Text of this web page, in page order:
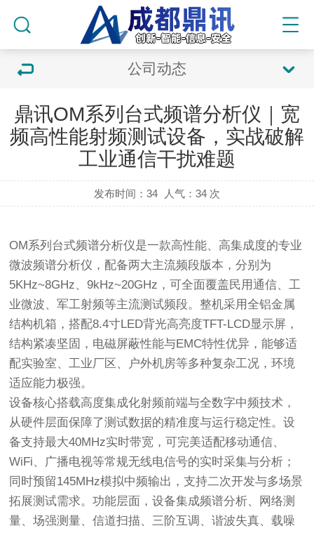
公司动态
鼎讯OM系列台式频谱分析仪｜宽
频高性能射频测试设备，实战破解
工业通信干扰难题
发布时间：34 人气： 34 次
OM系列台式频谱分析仪是一款高性能、高集成度的专业
微波频谱分析仪，配备两大主流频段版本，分别为
5KHz~8GHz、9kHz~20GHz，可全面覆盖民用通信、工
业微波、军工射频等主流测试频段。整机采用全铝金属
结构机箱，搭配8.4寸LED背光高亮度TFT-LCD显示屏，
结构紧凑坚固，电磁屏蔽性能与EMC特性优异，能够适
配实验室、工业厂区、户外机房等多种复杂工况，环境
适应能力极强。
设备核心搭载高度集成化射频前端与全数字中频技术，
从硬件层面保障了测试数据的精准度与运行稳定性。设
备支持最大40MHz实时带宽，可完美适配移动通信、
WiFi、广播电视等常规无线电信号的实时采集与分析；
同时预留145MHz模拟中频输出，支持二次开发与多场景
拓展测试需求。功能层面，设备集成频谱分析、网络测
量、场强测量、信道扫描、三阶互调、谐波失真、载噪